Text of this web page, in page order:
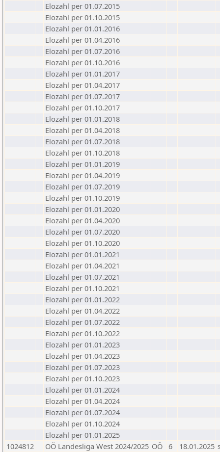
Elozahl per 01.07.2015
Elozahl per 01.10.2015
Elozahl per 01.01.2016
Elozahl per 01.04.2016
Elozahl per 01.07.2016
Elozahl per 01.10.2016
Elozahl per 01.01.2017
Elozahl per 01.04.2017
Elozahl per 01.07.2017
Elozahl per 01.10.2017
Elozahl per 01.01.2018
Elozahl per 01.04.2018
Elozahl per 01.07.2018
Elozahl per 01.10.2018
Elozahl per 01.01.2019
Elozahl per 01.04.2019
Elozahl per 01.07.2019
Elozahl per 01.10.2019
Elozahl per 01.01.2020
Elozahl per 01.04.2020
Elozahl per 01.07.2020
Elozahl per 01.10.2020
Elozahl per 01.01.2021
Elozahl per 01.04.2021
Elozahl per 01.07.2021
Elozahl per 01.10.2021
Elozahl per 01.01.2022
Elozahl per 01.04.2022
Elozahl per 01.07.2022
Elozahl per 01.10.2022
Elozahl per 01.01.2023
Elozahl per 01.04.2023
Elozahl per 01.07.2023
Elozahl per 01.10.2023
Elozahl per 01.01.2024
Elozahl per 01.04.2024
Elozahl per 01.07.2024
Elozahl per 01.10.2024
Elozahl per 01.01.2025
1024812
OÖ Landesliga West 2024/2025 OÖ 6 18.01.2025